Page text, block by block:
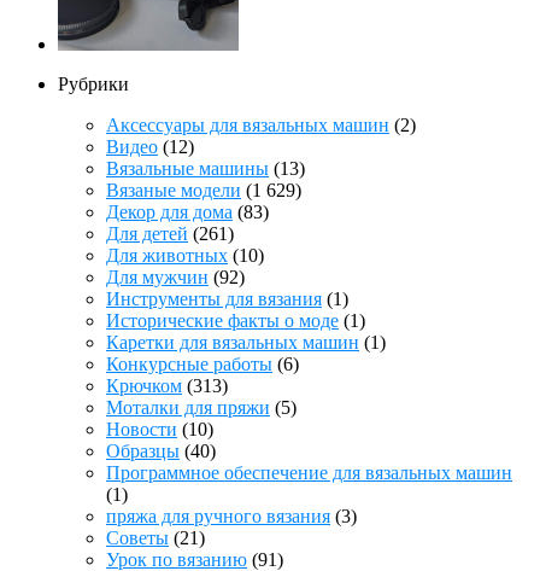
Рубрики
Аксессуары для вязальных машин (2)
Видео (12)
Вязальные машины (13)
Вязаные модели (1 629)
Декор для дома (83)
Для детей (261)
Для животных (10)
Для мужчин (92)
Инструменты для вязания (1)
Исторические факты о моде (1)
Каретки для вязальных машин (1)
Конкурсные работы (6)
Крючком (313)
Моталки для пряжи (5)
Новости (10)
Образцы (40)
Программное обеспечение для вязальных машин
(1)
пряжа для ручного вязания (3)
Советы (21)
Урок по вязанию (91)